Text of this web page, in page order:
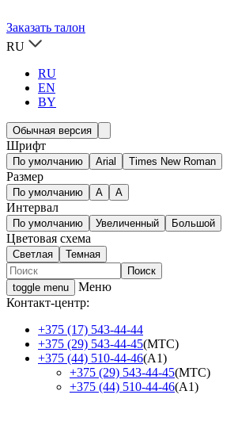
Заказать талон
RU
RU
EN
BY
Обычная версия
Шрифт
По умолчанию Arial Times New Roman
Размер
По умолчанию A A
Интервал
По умолчанию Увеличенный Большой
Цветовая схема
Светлая Темная
toggle menu
Меню
Контакт-центр:
+375 (17) 543-44-44
+375 (29) 543-44-45(МТС)
+375 (44) 510-44-46(А1)
+375 (29) 543-44-45(МТС)
+375 (44) 510-44-46(А1)